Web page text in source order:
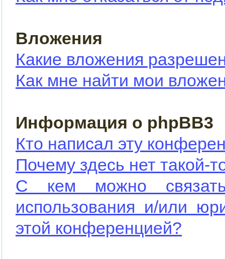
Вложения
Какие вложения
Как мне найти мои
Информация о phpBB3
Кто написал эту
Почему здесь нет такой-
С кем можно
использования и/или
этой конференцией?